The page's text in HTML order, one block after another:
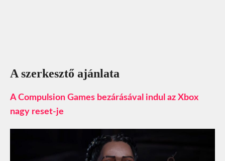
A szerkesztő ajánlata
A Compulsion Games bezárásával indul az Xbox
nagy reset-je